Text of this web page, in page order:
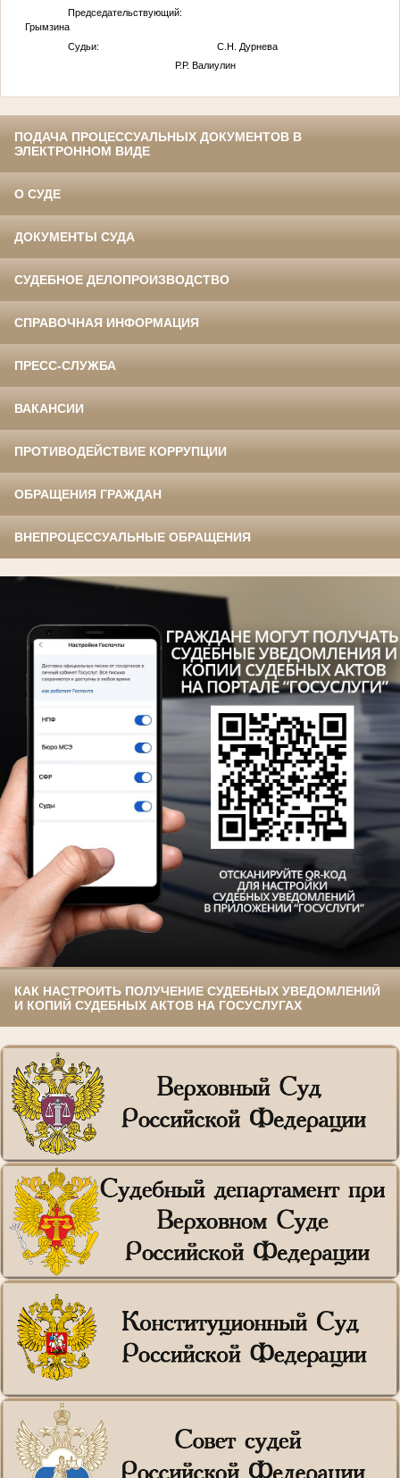
Председательствующий:
Грымзина
Судьи: С.Н. Дурнева
Р.Р. Валиулин
ПОДАЧА ПРОЦЕССУАЛЬНЫХ ДОКУМЕНТОВ В
ЭЛЕКТРОННОМ ВИДЕ
О СУДЕ
ДОКУМЕНТЫ СУДА
СУДЕБНОЕ ДЕЛОПРОИЗВОДСТВО
СПРАВОЧНАЯ ИНФОРМАЦИЯ
ПРЕСС-СЛУЖБА
ВАКАНСИИ
ПРОТИВОДЕЙСТВИЕ КОРРУПЦИИ
ОБРАЩЕНИЯ ГРАЖДАН
ВНЕПРОЦЕССУАЛЬНЫЕ ОБРАЩЕНИЯ
КАК НАСТРОИТЬ ПОЛУЧЕНИЕ СУДЕБНЫХ УВЕДОМЛЕНИЙ
И КОПИЙ СУДЕБНЫХ АКТОВ НА ГОСУСЛУГАХ